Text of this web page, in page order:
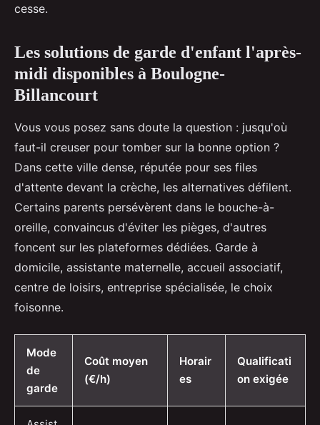
cesse.
Les solutions de garde d'enfant l'après-
midi disponibles à Boulogne-
Billancourt
Vous vous posez sans doute la question : jusqu'où
faut-il creuser pour tomber sur la bonne option ?
Dans cette ville dense, réputée pour ses files
d'attente devant la crèche, les alternatives défilent.
Certains parents persévèrent dans le bouche-à-
oreille, convaincus d'éviter les pièges, d'autres
foncent sur les plateformes dédiées. Garde à
domicile, assistante maternelle, accueil associatif,
centre de loisirs, entreprise spécialisée, le choix
foisonne.
Mode
de
garde
Coût moyen
(€/h)
Horair
es
Qualificati
on exigée